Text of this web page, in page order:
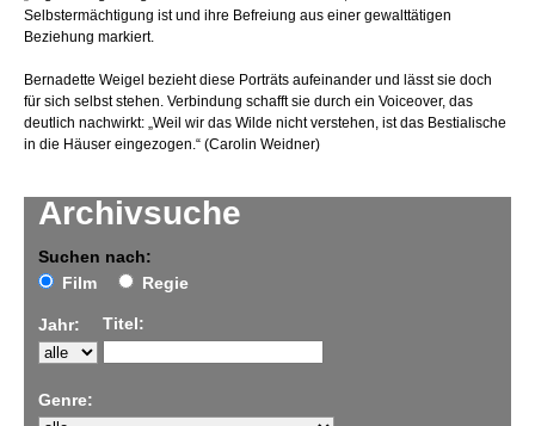
Archivsuche
Suchen nach:
Film
Regie
Jahr: Titel:
Genre:
Selbstermächtigung ist und ihre Befreiung aus einer gewalttätigen
Beziehung markiert.
Bernadette Weigel bezieht diese Porträts aufeinander und lässt sie doch
für sich selbst stehen. Verbindung schafft sie durch ein Voiceover, das
deutlich nachwirkt: „Weil wir das Wilde nicht verstehen, ist das Bestialische
in die Häuser eingezogen.“ (Carolin Weidner)